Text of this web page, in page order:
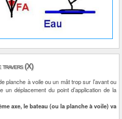
travers (X)
planche à voile ou un mât trop sur l’avant ou
un déplacement du point d’application de la
axe, le bateau (ou la planche à voile) va